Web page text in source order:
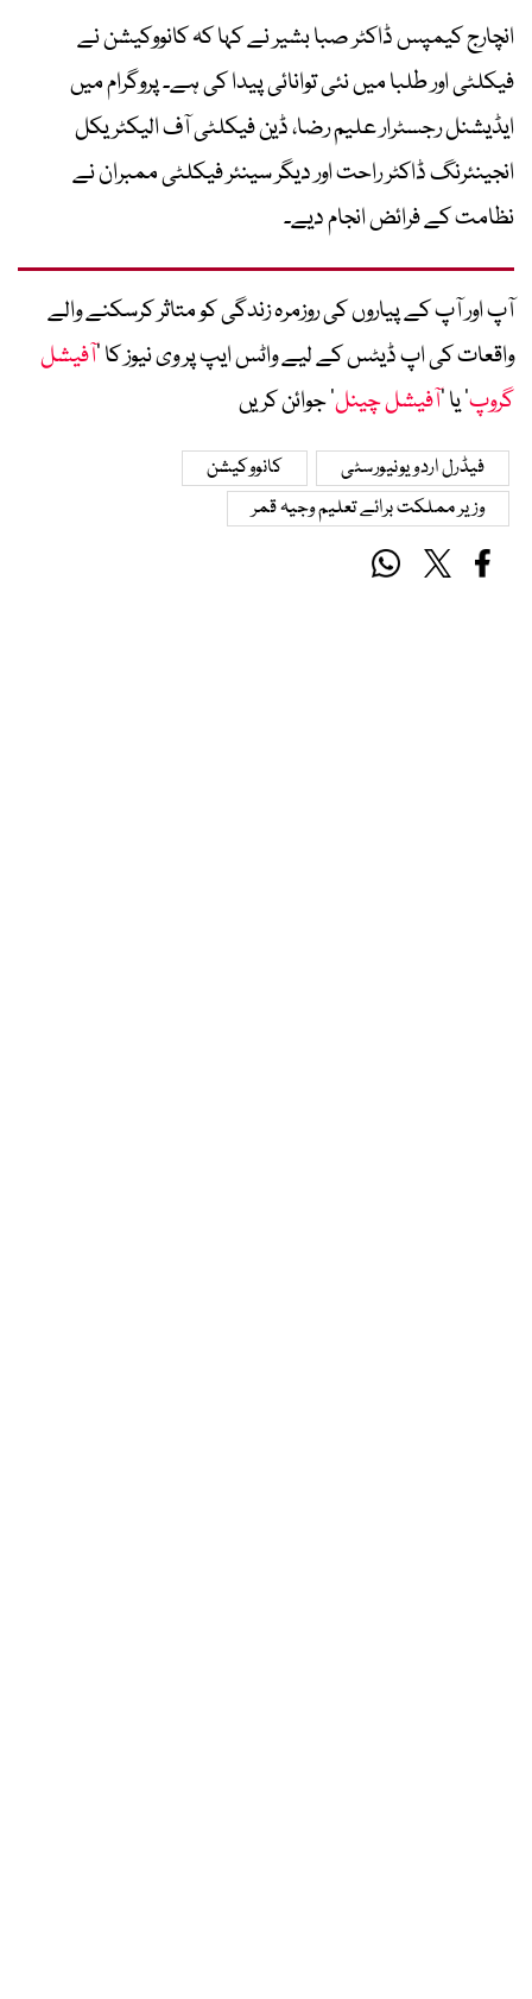
انچارج کیمپس ڈاکٹر صبا بشیر نے کہا کہ کانووکیشن نے
فیکلٹی اور طلبا میں نئی توانائی پیدا کی ہے۔ پروگرام میں
ایڈیشنل رجسٹرار علیم رضا، ڈین فیکلٹی آف الیکٹریکل
انجینئرنگ ڈاکٹر راحت اور دیگر سینئر فیکلٹی ممبران نے
نظامت کے فرائض انجام دیے۔
آپ اور آپ کے پیاروں کی روزمرہ زندگی کو متاثر کرسکنے والے
واقعات کی اپ ڈیٹس کے لیے واٹس ایپ پر وی نیوز کا ’آفیشل
گروپ‘ یا ’آفیشل چینل‘ جوائن کریں
فیڈرل اردو یونیورسٹی
کانووکیشن
وزیر مملکت برائے تعلیم وجیہ قمر